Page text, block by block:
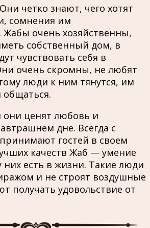
четко знают, чего хотят
сомнения им
Жабы очень хозяйственны,
собственный дом, в
чувствовать себя в
очень скромны, не любят
люди к ним тянутся, им
ценят любовь и
дне. Всегда с
гостей в своем
качеств Жаб — умение
них есть в жизни. Такие люди
и не строят воздушные
получать удовольствие от